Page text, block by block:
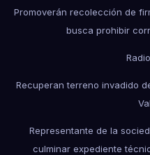
Promoverán recolección de
busca prohibir
Recuperan terreno invadido
Representante de la
culminar expediente